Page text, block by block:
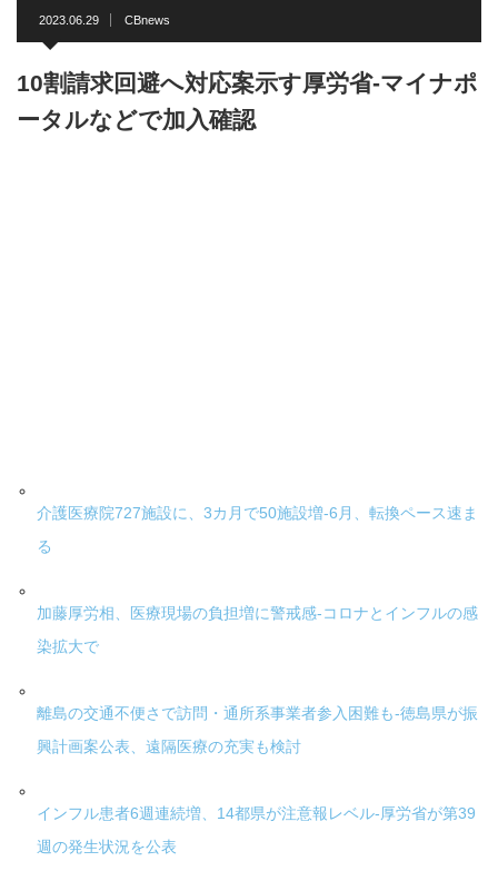
2023.06.29 CBnews
10割請求回避へ対応案示す厚労省-マイナポ
ータルなどで加入確認
介護医療院727施設に、3カ月で50施設増-6月、転換ペース速ま
る
加藤厚労相、医療現場の負担増に警戒感-コロナとインフルの感
染拡大で
離島の交通不便さで訪問・通所系事業者参入困難も-徳島県が振
興計画案公表、遠隔医療の充実も検討
インフル患者6週連続増、14都県が注意報レベル-厚労省が第39
週の発生状況を公表